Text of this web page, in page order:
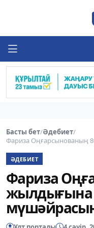
Басты бет/Әдебиет/
Фариза Оңғарсынованың
ӘДЕБИЕТ
Фариза
жылдығына